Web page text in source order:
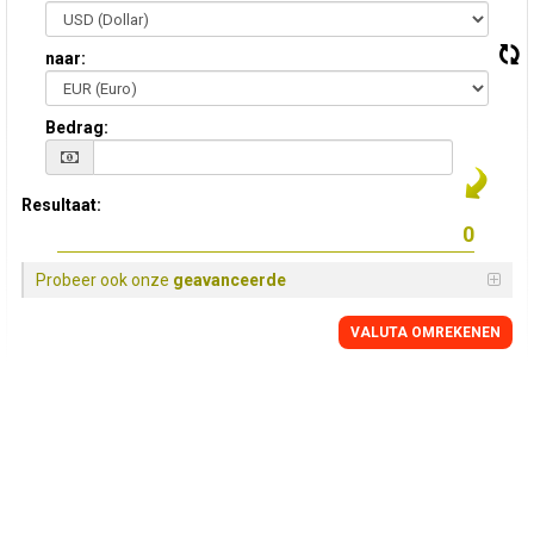
naar:
Bedrag:
Resultaat:
Probeer ook onze geavanceerde
VALUTA OMREKENEN